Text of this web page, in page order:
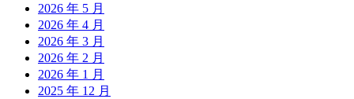
2026 年 5 月
2026 年 4 月
2026 年 3 月
2026 年 2 月
2026 年 1 月
2025 年 12 月